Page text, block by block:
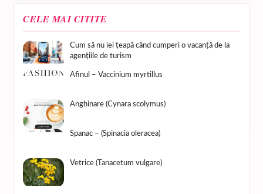
CELE MAI CITITE
Cum să nu iei țeapă când cumperi o vacanță de la
agențiile de turism
Afinul – Vaccinium myrtillus
Anghinare (Cynara scolymus)
Spanac – (Spinacia oleracea)
Vetrice (Tanacetum vulgare)